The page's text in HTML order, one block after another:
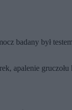
badany był testem
apalenie